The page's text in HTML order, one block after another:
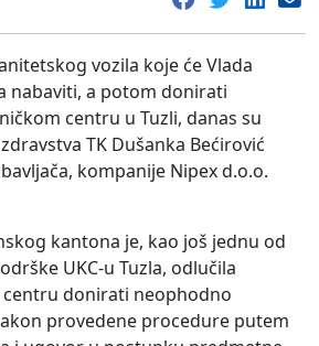
vozila koje će Vlada
nabaviti, a potom donirati
centru u Tuzli, danas su
TK Dušanka Bećirović
kompanije Nipex d.o.o.
kantona je, kao još jednu od
UKC-u Tuzla, odlučila
donirati neophodno
provedene procedure putem